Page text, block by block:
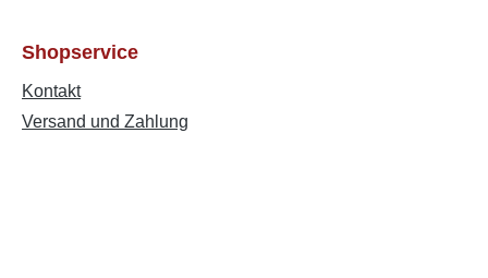
Shopservice
Kontakt
Versand und Zahlung